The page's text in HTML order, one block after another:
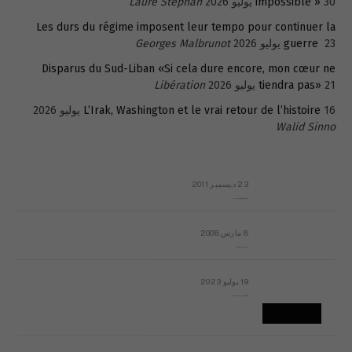
Les durs du régime imposent leur tempo pour continuer la
guerre 23 يوليو 2026
Georges Malbrunot
Disparus du Sud-Liban «Si cela dure encore, mon cœur ne
tiendra pas» 21 يوليو 2026
Libération
L’Irak, Washington et le vrai retour de l’histoire 16 يوليو 2026
Walid Sinno
23 ديسمبر 2011
8 مارس 2008
19 يوليو 2023